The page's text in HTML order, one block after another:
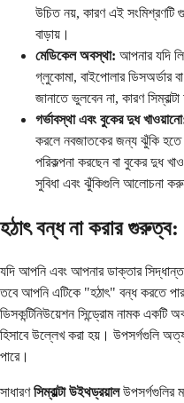
উচিত নয়, কারণ এই সংমিশ্রণটি
বাড়ায়।
মেডিকেল অবস্থা: আপনার যদি
গ্লুকোমা, বাইপোলার ডিসঅর্ডার
জানাতে ভুলবেন না, কারণ
গর্ভাবস্থা এবং বুকের দুধ
করলে নবজাতকের জন্য ঝুঁকি হতে
পরিকল্পনা করছেন বা বুকের দুধ
সুবিধা এবং ঝুঁকিগুলি আলোচনা
হঠাৎ বন্ধ না করার গুরুত্ব:
যদি আপনি এবং আপনার ডাক্তার সিদ্ধান্ত
তবে আপনি এটিকে "হঠাৎ" বন্ধ করতে
ডিসকন্টিনিউয়েশন সিন্ড্রোম নামক একটি
হিসাবে উল্লেখ করা হয়। উপসর্গগুলি
পারে।
সাধারণসিম্বাল্টা উইথড্রয়ালউপসর্গগুলির